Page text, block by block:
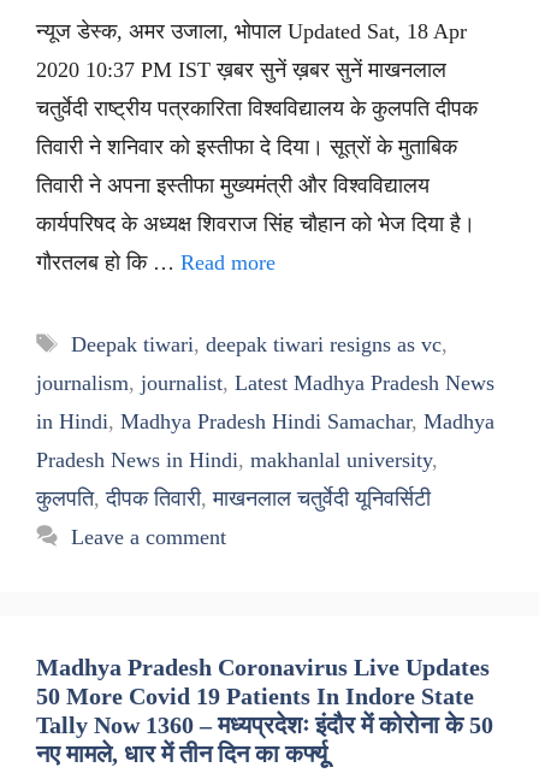
न्यूज डेस्क, अमर उजाला, भोपाल Updated Sat, 18 Apr
2020 10:37 PM IST ख़बर सुनें ख़बर सुनें माखनलाल
चतुर्वेदी राष्ट्रीय पत्रकारिता विश्वविद्यालय के कुलपति दीपक
तिवारी ने शनिवार को इस्तीफा दे दिया। सूत्रों के मुताबिक
तिवारी ने अपना इस्तीफा मुख्यमंत्री और विश्वविद्यालय
कार्यपरिषद के अध्यक्ष शिवराज सिंह चौहान को भेज दिया है।
गौरतलब हो कि … Read more
Tags
Deepak tiwari, deepak tiwari resigns as vc,
journalism, journalist, Latest Madhya Pradesh News
in Hindi, Madhya Pradesh Hindi Samachar, Madhya
Pradesh News in Hindi, makhanlal university,
कुलपति,दीपक तिवारी,माखनलाल चतुर्वेदी यूनिवर्सिटी
Leave a comment
Madhya Pradesh Coronavirus Live Updates
50 More Covid 19 Patients In Indore State
Tally Now 1360 – मध्यप्रदेशः इंदौर में कोरोना के 50
नए मामले, धार में तीन दिन का कर्फ्यूू